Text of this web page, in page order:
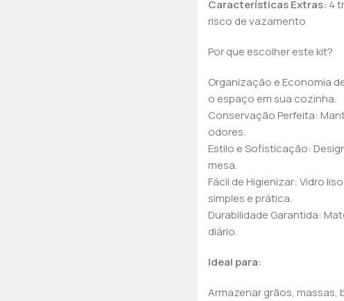
Características Extras: 4
risco de vazamento
Por que escolher este kit?
Organização e Economia
o espaço em sua cozinha.
Conservação Perfeita:
odores.
Estilo e Sofisticação:
mesa.
Fácil de Higienizar: Vidro
simples e prática.
Durabilidade Garantida:
diário.
Ideal para:
Armazenar grãos,